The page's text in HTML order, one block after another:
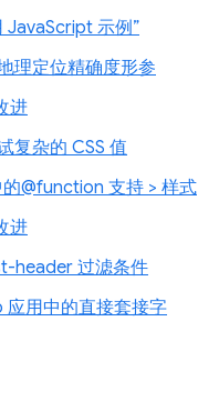
JavaScript 示例”
理定位精确度形参
进
复杂的 CSS 值
@function 支持 > 样式
进
header 过滤条件
应用中的直接套接字